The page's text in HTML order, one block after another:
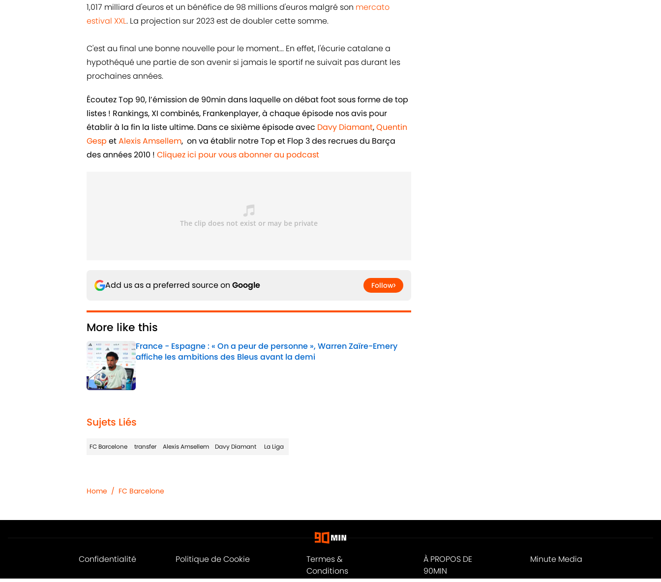
1,017 milliard d'euros et un bénéfice de 98 millions d'euros malgré son mercato
estival XXL. La projection sur 2023 est de doubler cette somme.
C'est au final une bonne nouvelle pour le moment... En effet, l'écurie catalane a
hypothéqué une partie de son avenir si jamais le sportif ne suivait pas durant les
prochaines années.
Écoutez Top 90, l’émission de 90min dans laquelle on débat foot sous forme de top
listes ! Rankings, XI combinés, Frankenplayer, à chaque épisode nos avis pour
établir à la fin la liste ultime. Dans ce sixième épisode avec Davy Diamant,Quentin
Gesp etAlexis Amsellem, on va établir notre Top et Flop 3 des recrues du Barça
des années 2010 ! Cliquez ici pour vous abonner au podcast
Add us as a preferred source on Google Follow
More like this
France - Espagne : « On a peur de personne », Warren Zaïre-Emery
affiche les ambitions des Bleus avant la demi
Sujets Liés
FC Barcelone transfer Alexis Amsellem Davy Diamant La Liga
Home / FC Barcelone
Confidentialité Politique de Cookie
Termes &
Conditions
À PROPOS DE
90MIN
Minute Media